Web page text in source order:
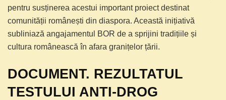
pentru susținerea acestui important proiect destinat
comunității românești din diaspora. Această inițiativă
subliniază angajamentul BOR de a sprijini tradițiile și
cultura românească în afara granițelor țării.
DOCUMENT. REZULTATUL
TESTULUI ANTI-DROG